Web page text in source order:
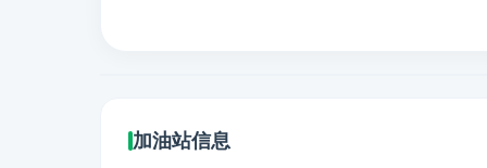
加油站信息